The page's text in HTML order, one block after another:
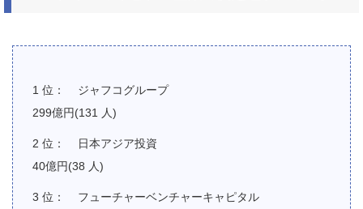
ジャフコグループ
299億円(131 人)
日本アジア投資
40億円(38 人)
フューチャーベンチャーキャピタル